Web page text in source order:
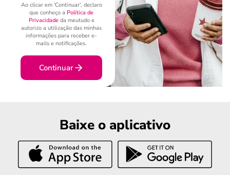
Ao clicar em 'Continuar', declaro
que conheço a Política de
Privacidadeda meutudo e
autorizo a utilização das minhas
informações para receber e-
mails e notificações.
Continuar
Baixe o aplicativo